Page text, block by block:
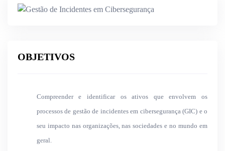
Associação Industrial Portuguesa / Câmara de Comércio e Industria
OBJETIVOS
Compreender e identificar os ativos que envolvem os
processos de gestão de incidentes em cibersegurança (GIC) e o
seu impacto nas organizações, nas sociedades e no mundo em
geral.